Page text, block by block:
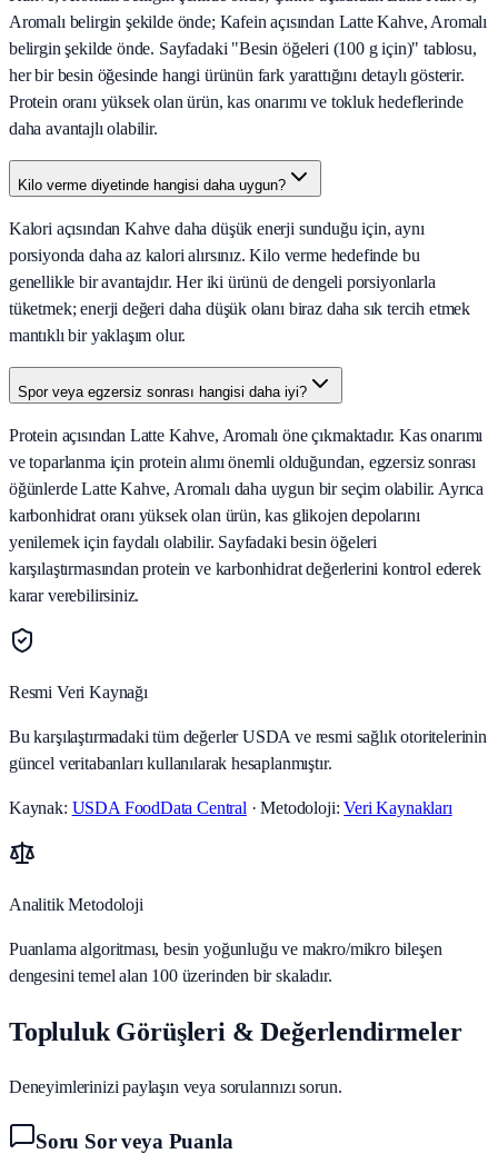
Aromalı belirgin şekilde önde; Kafein açısından Latte Kahve, Aromalı
belirgin şekilde önde. Sayfadaki "Besin öğeleri (100 g için)" tablosu,
her bir besin öğesinde hangi ürünün fark yarattığını detaylı gösterir.
Protein oranı yüksek olan ürün, kas onarımı ve tokluk hedeflerinde
daha avantajlı olabilir.
Kilo verme diyetinde hangisi daha uygun?
Kalori açısından Kahve daha düşük enerji sunduğu için, aynı
porsiyonda daha az kalori alırsınız. Kilo verme hedefinde bu
genellikle bir avantajdır. Her iki ürünü de dengeli porsiyonlarla
tüketmek; enerji değeri daha düşük olanı biraz daha sık tercih etmek
mantıklı bir yaklaşım olur.
Spor veya egzersiz sonrası hangisi daha iyi?
Protein açısından Latte Kahve, Aromalı öne çıkmaktadır. Kas onarımı
ve toparlanma için protein alımı önemli olduğundan, egzersiz sonrası
öğünlerde Latte Kahve, Aromalı daha uygun bir seçim olabilir. Ayrıca
karbonhidrat oranı yüksek olan ürün, kas glikojen depolarını
yenilemek için faydalı olabilir. Sayfadaki besin öğeleri
karşılaştırmasından protein ve karbonhidrat değerlerini kontrol ederek
karar verebilirsiniz.
Resmi Veri Kaynağı
Bu karşılaştırmadaki tüm değerler USDA ve resmi sağlık otoritelerinin
güncel veritabanları kullanılarak hesaplanmıştır.
Kaynak: USDA FoodData Central · Metodoloji:Veri Kaynakları
Analitik Metodoloji
Puanlama algoritması, besin yoğunluğu ve makro/mikro bileşen
dengesini temel alan 100 üzerinden bir skaladır.
Topluluk Görüşleri & Değerlendirmeler
Deneyimlerinizi paylaşın veya sorularınızı sorun.
Soru Sor veya Puanla